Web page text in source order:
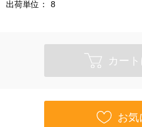
出荷単位：
8
カー
お気